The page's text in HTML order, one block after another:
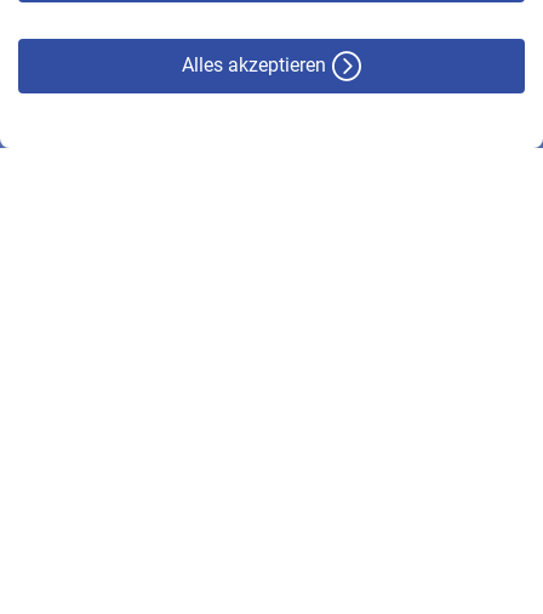
Alles akzeptieren
© VBL 2026